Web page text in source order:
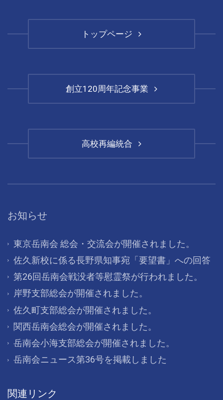
トップページ
創立120周年記念事業
高校再編統合
お知らせ
東京岳南会 総会・交流会が開催されました。
佐久新校に係る長野県知事宛「要望書」への回答
第26回岳南会戦没者等慰霊祭が行われました。
岸野支部総会が開催されました。
佐久町支部総会が開催されました。
関西岳南会総会が開催されました。
岳南会小海支部総会が開催されました。
岳南会ニュース第36号を掲載しました
関連リンク